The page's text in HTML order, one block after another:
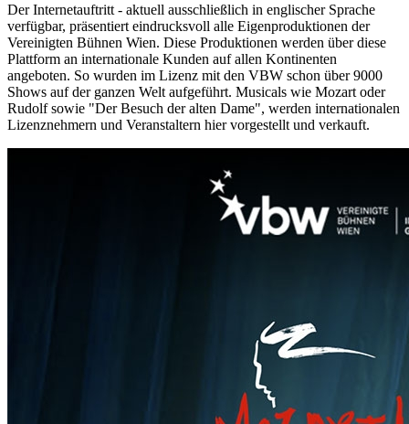
Der Internetauftritt - aktuell ausschließlich in englischer Sprache
verfügbar, präsentiert eindrucksvoll alle Eigenproduktionen der
Vereinigten Bühnen Wien. Diese Produktionen werden über diese
Plattform an internationale Kunden auf allen Kontinenten
angeboten. So wurden im Lizenz mit den VBW schon über 9000
Shows auf der ganzen Welt aufgeführt. Musicals wie Mozart oder
Rudolf sowie "Der Besuch der alten Dame", werden internationalen
Lizenznehmern und Veranstaltern hier vorgestellt und verkauft.